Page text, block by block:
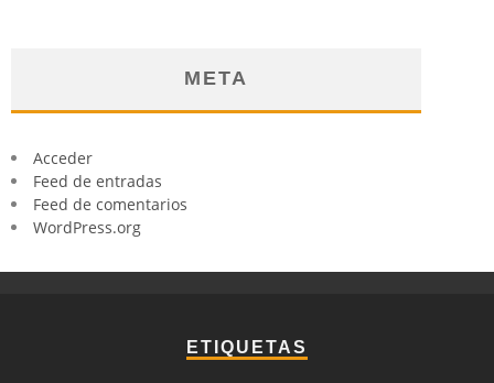
META
Acceder
Feed de entradas
Feed de comentarios
WordPress.org
ETIQUETAS